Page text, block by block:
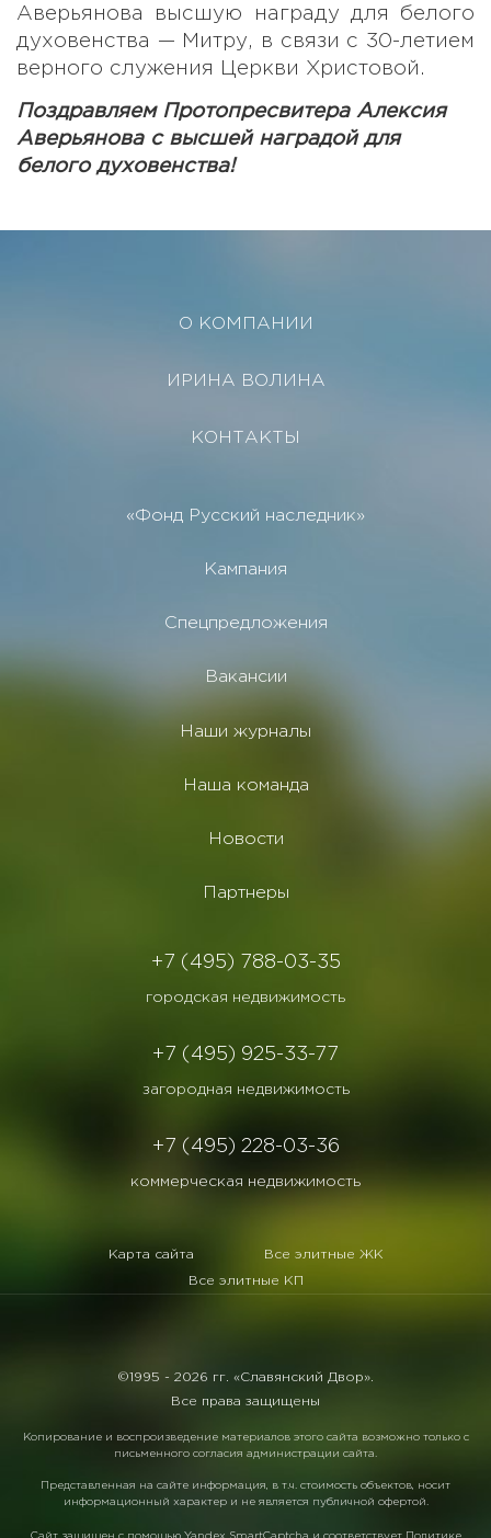
Аверьянова высшую награду для белого
духовенства — Митру, в связи с 30-летием
верного служения Церкви Христовой.
Поздравляем Протопресвитера Алексия
Аверьянова с высшей наградой для
белого духовенства!
О КОМПАНИИ
ИРИНА ВОЛИНА
КОНТАКТЫ
«Фонд Русский наследник»
Кампания
Спецпредложения
Вакансии
Наши журналы
Наша команда
Новости
Партнеры
+7 (495) 788-03-35
городская недвижимость
+7 (495) 925-33-77
загородная недвижимость
+7 (495) 228-03-36
коммерческая недвижимость
Карта сайта Все элитные ЖК
Все элитные КП
©1995 - 2026 гг. «Славянский Двор».
Все права защищены
Копирование и воспроизведение материалов этого сайта возможно только с
письменного согласия администрации сайта.
Представленная на сайте информация, в т.ч. стоимость объектов, носит
информационный характер и не является публичной офертой.